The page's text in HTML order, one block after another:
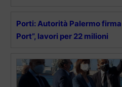
Porti: Autorità Palermo
Port”, lavori per 22 milioni